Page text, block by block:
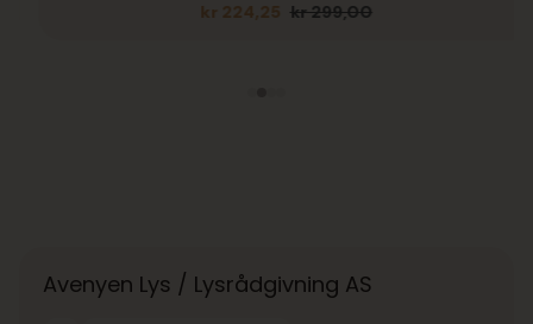
kr299,00
Opprinnelig
kr224,25 Nåværende
Avenyen Lys / Lysrådgivning AS